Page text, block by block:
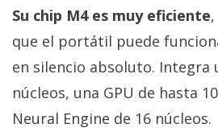
Su chip M4 es muy eficiente
que el portátil puede
en silencio absoluto. Integra
núcleos, una GPU de hasta
Neural Engine de 16 núcleos.